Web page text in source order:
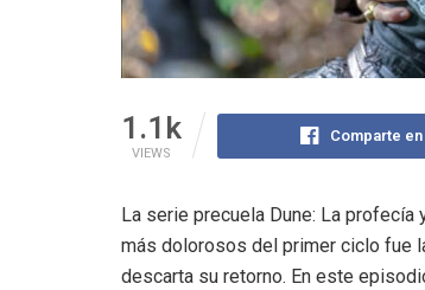
1.1k
VIEWS
Comparte
La serie precuela Dune: La profecía
más dolorosos del primer ciclo fue
descarta su retorno. En este